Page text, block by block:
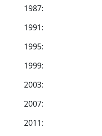
1987:
1991:
1995:
1999:
2003:
2007:
2011: